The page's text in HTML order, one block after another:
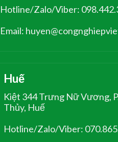
Hotline/Zalo/Viber:
Email:
Huế
Kiệt 344 Trưng Nữ Vương,
Thủy, Huế
Hotline/Zalo/Viber: